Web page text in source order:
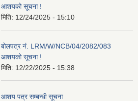
आशयको सूचना !
मिति: 12/24/2025 - 15:10
बोलपत्र नं. LRM/W/NCB/04/2082/083
आशयको सूचना !
मिति: 12/22/2025 - 15:38
आशय पत्र सम्बन्धी सूचना